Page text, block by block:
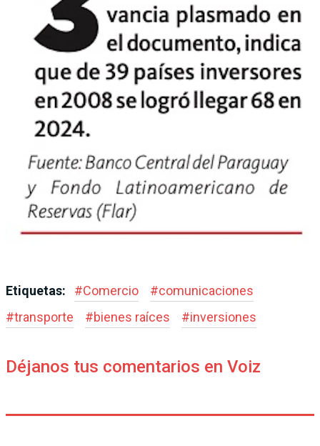
Etiquetas: #Comercio #comunicaciones
#transporte #bienes raíces #inversiones
Déjanos tus comentarios en Voiz